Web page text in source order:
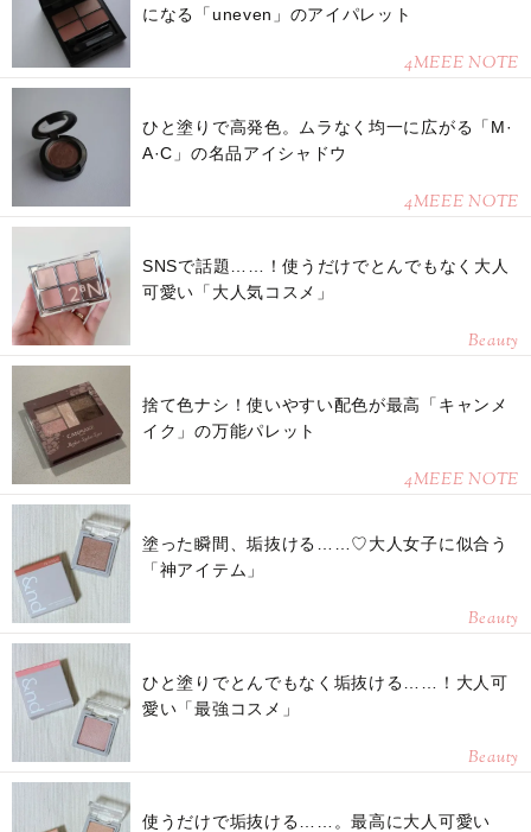
になる「uneven」のアイパレット
4MEEE NOTE
ひと塗りで高発色。ムラなく均一に広がる「M·
A·C」の名品アイシャドウ
4MEEE NOTE
SNSで話題……！使うだけでとんでもなく大人
可愛い「大人気コスメ」
Beauty
捨て色ナシ！使いやすい配色が最高「キャンメ
イク」の万能パレット
4MEEE NOTE
塗った瞬間、垢抜ける……♡大人女子に似合う
「神アイテム」
Beauty
ひと塗りでとんでもなく垢抜ける……！大人可
愛い「最強コスメ」
Beauty
使うだけで垢抜ける……。最高に大人可愛い